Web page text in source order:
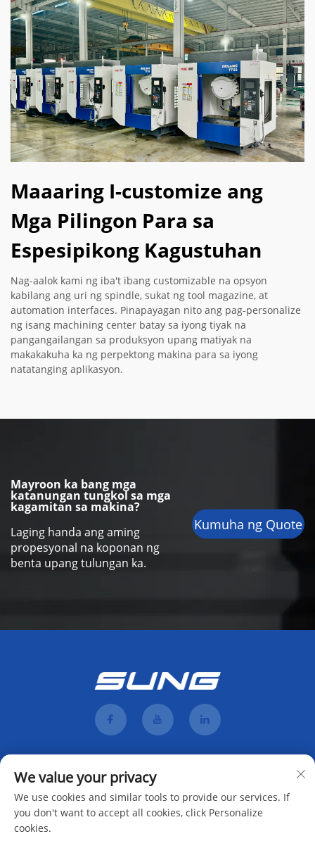
Maaaring I-customize ang
Mga Pilingon Para sa
Espesipikong Kagustuhan
Nag-aalok kami ng iba't ibang customizable na opsyon
kabilang ang uri ng spindle, sukat ng tool magazine, at
automation interfaces. Pinapayagan nito ang pag-personalize
ng isang machining center batay sa iyong tiyak na
pangangailangan sa produksyon upang matiyak na
makakakuha ka ng perpektong makina para sa iyong
natatanging aplikasyon.
Mayroon ka bang mga
katanungan tungkol sa mga
kagamitan sa makina?
Laging handa ang aming
propesyonal na koponan ng
benta upang tulungan ka.
Kumuha ng Quote
We value your privacy
We use cookies and similar tools to provide our services. If
you don't want to accept all cookies, click Personalize
cookies.